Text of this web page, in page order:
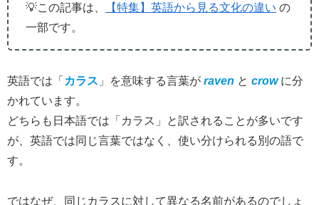
💡この記事は、 【特集】英語から見る文化の違い の
一部です。
英語では「 カラス 」を意味する言葉が raven と crow に分
かれています。
どちらも日本語では「カラス」と訳されることが多いです
が、英語では同じ言葉ではなく、使い分けられる別の語で
す。
ではなぜ、同じカラスに対して異なる名前があるのでしょ